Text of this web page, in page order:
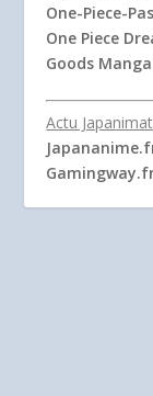
One-Piece-
One Piece
Goods Manga
Actu